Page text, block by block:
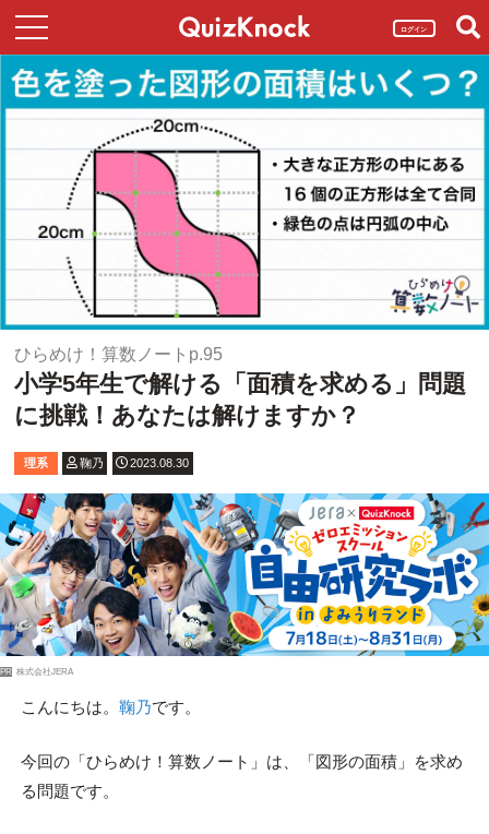
ログイン
ひらめけ！算数ノートp.95
小学5年生で解ける「面積を求める」問題
に挑戦！あなたは解けますか？
理系 鞠乃 2023.08.30
PR 株式会社JERA
こんにちは。 鞠乃です。
今回の「ひらめけ！算数ノート」は、「図形の面積」を求め
る問題です。